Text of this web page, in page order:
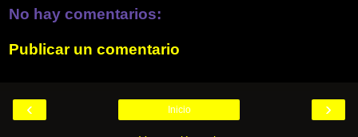
No hay comentarios:
Publicar un comentario
‹ ›
Inicio